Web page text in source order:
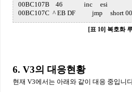
00BC107B 46 inc esi
00BC107C ^ EB DF jmp short
[표 10] 복호화
6. V3의 대응현황
현재 V3에서는 아래와 같이 대응 중입니